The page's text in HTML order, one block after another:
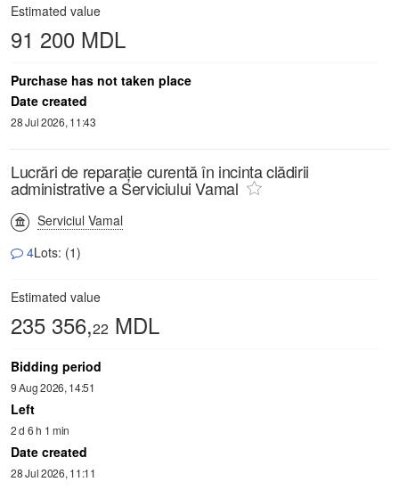
Estimated value
91 200 MDL
Purchase has not taken place
Date created
28 Jul 2026, 11:43
Lucrări de reparație curentă în incinta clădirii
administrative a Serviciului Vamal
Serviciul Vamal
4Lots: (1)
Estimated value
235 356,22 MDL
Bidding period
9 Aug 2026, 14:51
Left
2 d 6 h 1 min
Date created
28 Jul 2026, 11:11